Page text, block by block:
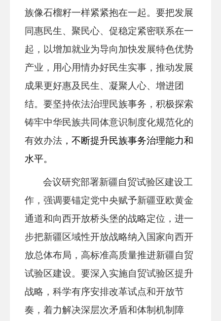
族像石榴籽一样紧紧抱在一起。要把发展
同惠民生、聚民心、促稳定紧密联系在一
起，以增加就业为导向加快发展特色优势
产业，用心用情办好民生实事，推动发展
成果更好惠及民生、凝聚人心、增进团
结。要坚持依法治理民族事务，积极探索
铸牢中华民族共同体意识制度化规范化的
有效办法 ，不断提升民族事务治理能力和
水平。
会议研究部署新疆自贸试验区建设工
作，强调要锚定党中央赋予新疆亚欧黄金
通道和向西开放桥头堡的战略定位，进一
步把新疆区域性开放战略纳入国家向西开
放总体布局，高标准高质量推进新疆自贸
试验区建设。要深入实施自贸试验区提升
战略，科学有序安排改革试点和开放节
奏，着力解决深层次矛盾和体制机制障